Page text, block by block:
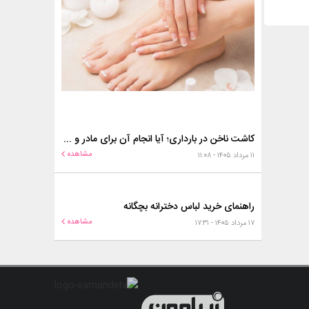
کاشت ناخن در بارداری؛ آیا انجام آن برای مادر و جنین خطر دارد؟
۱۱ مرداد ۱۴۰۵ - ۱۱:۰۸ مشاهده
راهنمای خرید لباس دخترانه بچگانه
۱۷ مرداد ۱۴۰۵ - ۱۷:۳۱ مشاهده